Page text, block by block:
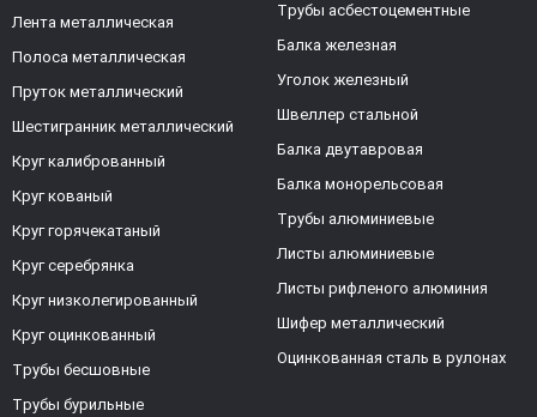
Лента металлическая
Полоса металлическая
Пруток металлический
Шестигранник металлический
Круг калиброванный
Круг кованый
Круг горячекатаный
Круг серебрянка
Круг низколегированный
Круг оцинкованный
Трубы бесшовные
Трубы бурильные
Трубы асбестоцементные
Балка железная
Уголок железный
Швеллер стальной
Балка двутавровая
Балка монорельсовая
Трубы алюминиевые
Листы алюминиевые
Листы рифленого алюминия
Шифер металлический
Оцинкованная сталь в рулонах